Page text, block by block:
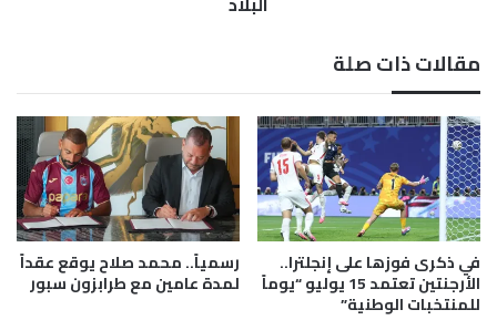
ت
م
ص
ر
ل
م
ب
ا
ر
ا
ة
ل
م
ن
ت
خ
ب
ا
ل
ر
أ
س
مقالات ذات صلة
في ذكرى فوزها على إنجلترا..
الأرجنتين تعتمد 15 يوليو “يوماً
للمنتخبات الوطنية”
رسمياً.. محمد صلاح يوقع عقداً
لمدة عامين مع طرابزون سبور